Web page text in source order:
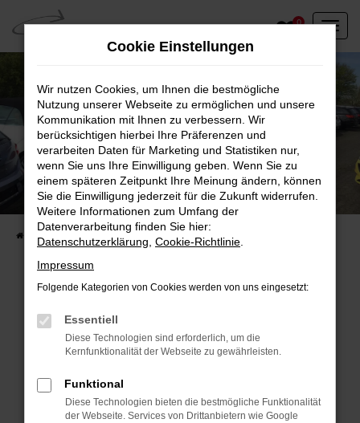
Zum
Hauptinhalt
springen
0
Unser Fahrzeugbestand vor Ort
Entdecken Sie unsere sofort verfügbaren
Fahrzeugangebote
Fehler: Network Error
Beim Laden ist ein Fehler aufgetreten.
Hier sind ein paar Tipps, die dir helfen können:
Überprüfe deine Firewall und deine
Internetverbindung.
Cookie Einstellungen
Wir nutzen Cookies, um Ihnen die bestmögliche
Nutzung unserer Webseite zu ermöglichen und unsere
Kommunikation mit Ihnen zu verbessern. Wir
berücksichtigen hierbei Ihre Präferenzen und
verarbeiten Daten für Marketing und Statistiken nur,
wenn Sie uns Ihre Einwilligung geben. Wenn Sie zu
einem späteren Zeitpunkt Ihre Meinung ändern, können
Sie die Einwilligung jederzeit für die Zukunft widerrufen.
Weitere Informationen zum Umfang der
Datenverarbeitung finden Sie hier:
Datenschutzerklärung Cookie-Richtlinie
Impressum
Folgende Kategorien von Cookies werden von uns eingesetzt:
Essentiell
Diese Technologien sind erforderlich, um die
Kernfunktionalität der Webseite zu gewährleisten.
Funktional
Diese Technologien bieten die bestmögliche Funktionalität
der Webseite. Services von Drittanbietern wie Google